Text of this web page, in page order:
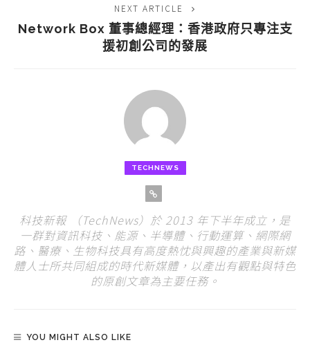
NEXT ARTICLE
Network Box 董事總經理：香港政府只專注支
援初創公司的發展
TECHNEWS
科技新報 （TechNews）於 2013 年下半年成立，是
一群對資訊科技、能源、半導體、行動運算、網際網
路、醫療、生物科技具有高度熱忱與興趣的產業與新媒
體人士所共同組成的時代新媒體，以產出有觀點與特色
的原創文章為主要任務。
YOU MIGHT ALSO LIKE